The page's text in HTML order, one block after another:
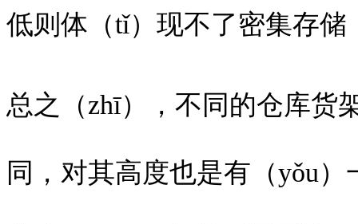
低则体（tǐ）现不了密集存
总之（zhī），不同的仓库货
同，对其高度也是有（yǒu